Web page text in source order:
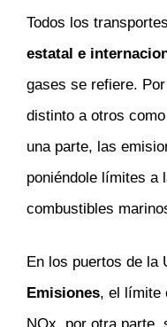
Todos los
estatal e
gases se refiere.
distinto a otros
una parte, las
poniéndole límites a
combustibles
En los puertos de la
Emisiones, el límite